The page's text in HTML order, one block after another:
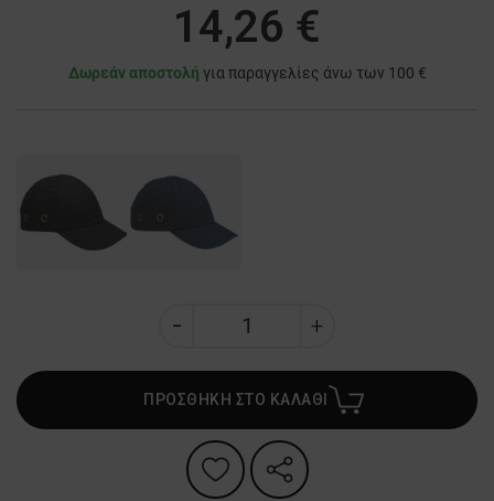
14,26 €
Δωρεάν αποστολή για παραγγελίες άνω των 100 €
ΠΡΟΣΘΗΚΗ ΣΤΟ ΚΑΛΑΘΙ